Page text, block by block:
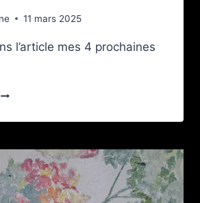
11 mars 2025
l’article mes 4 prochaines